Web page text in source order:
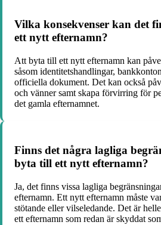
Vilka konsekvenser kan det
ett nytt efternamn?
Att byta till ett nytt efternamn kan
såsom identitetshandlingar,
officiella dokument. Det kan också
och vänner samt skapa förvirring för
det gamla efternamnet.
Finns det några lagliga
byta till ett nytt efternamn?
Ja, det finns vissa lagliga
efternamn. Ett nytt efternamn måste
stötande eller vilseledande. Det är
ett efternamn som redan är skyddat